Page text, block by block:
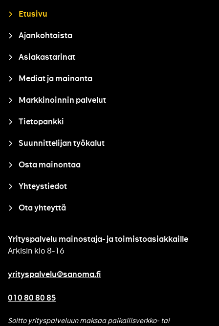
Closure
Etusivu
Ajankohtaista
Asiakastarinat
Mediat ja mainonta
Markkinoinnin palvelut
Tietopankki
Suunnittelijan työkalut
Osta mainontaa
Yhteystiedot
Ota yhteyttä
Yrityspalvelu mainostaja- ja toimistoasiakkaille
Arkisin klo 8-16
yrityspalvelu@sanoma.fi
010 80 80 85
Soitto yrityspalveluun maksaa paikallisverkko- tai